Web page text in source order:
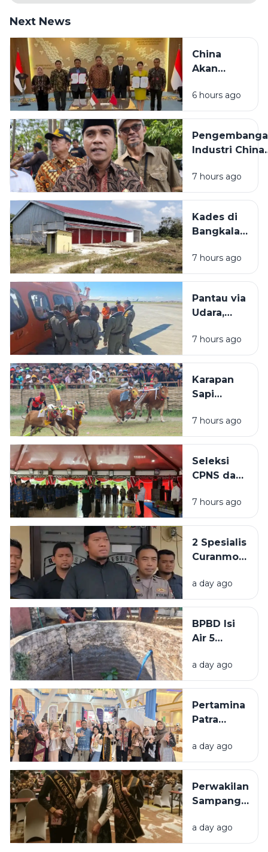
Next News
China
Akan
Pabrik
Industri
Karya di
Madura
6 hours ago
Industri China
Dilaksanakan
Bangkalan,
Menyerap
Ribuan
7 hours ago
Kades di
Bangkalan
KDMP
Dibangun
Sawah: Itu
Dekat SD
7 hours ago
Pantau via
Udara,
Tak
Temukan
KM
Mutiara
di Perairan
Sumenep
7 hours ago
Karapan
Sapi
Sampang
2026 Akan
Lapangan
Prio
7 hours ago
Seleksi
CPNS dan
Sampang
Masih
BKPSDM:
Tunggu
Pusat
7 hours ago
2 Spesialis
Curanmor
Bangkalan
Diringkus
Beraksi di
11 TKP
a day ago
BPBD Isi
Air 5
Warga
Sumenep
Kering
a day ago
Pertamina
Patra
Bawa 5
UMKM
Tampil di
Surabaya
2026
a day ago
Perwakilan
Sampang
Masuk 10
Besar pada
a day ago